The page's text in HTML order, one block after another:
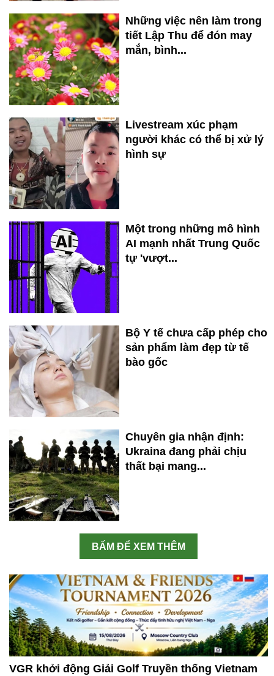
Những việc nên làm trong
tiết Lập Thu để đón may
mắn, bình...
Livestream xúc phạm
người khác có thể bị xử lý
hình sự
Một trong những mô hình
AI mạnh nhất Trung Quốc
tự 'vượt...
Bộ Y tế chưa cấp phép cho
sản phẩm làm đẹp từ tế
bào gốc
Chuyên gia nhận định:
Ukraina đang phải chịu
thất bại mang...
BẤM ĐỂ XEM THÊM
VGR khởi động Giải Golf Truyền thống Vietnam